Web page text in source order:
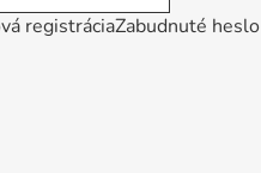
registráciaZabudnuté heslo